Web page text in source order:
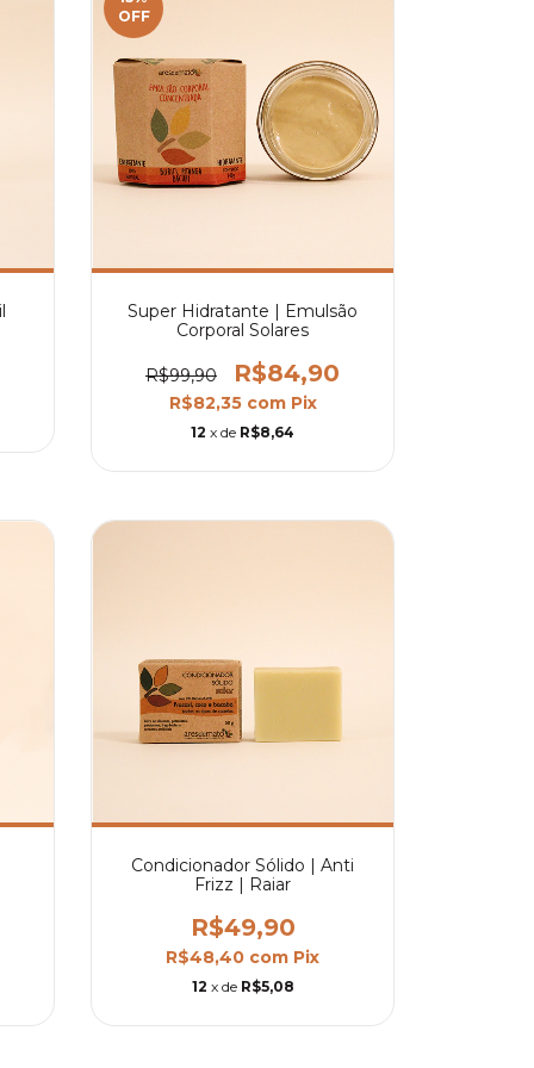
OFF
Super Hidratante | Emulsão
Corporal Solares
R$99,90 R$84,90
R$82,35 com Pix
12 x de R$8,64
Condicionador Sólido | Anti
Frizz | Raiar
R$49,90
R$48,40 com Pix
12 x de R$5,08